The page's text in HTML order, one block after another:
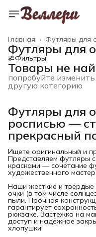
Футляры для
Главная ›
Футляры для
Фильтры
Товары не
попробуйте
другую категорию
Футляры для
росписью —
прекрасный
Ищете оригинальный и
Представляем футляры
красками — сочетание
художественного
Наши жёсткие и
очки (в том числе
пыли. Прочная
гарантирует
рюкзаке. Застёжка на
доступ и надёжное
хлопушки!